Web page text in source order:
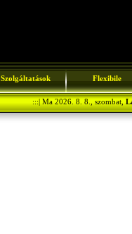
Szolgáltatások Flexibile
:::| Ma 2026. 8. 8., szombat,